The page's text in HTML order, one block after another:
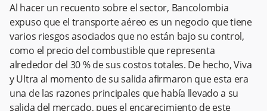
Al hacer un recuento sobre el sector, Bancolombia
expuso que el transporte aéreo es un negocio que tiene
varios riesgos asociados que no están bajo su control,
como el precio del combustible que representa
alrededor del 30 % de sus costos totales. De hecho, Viva
y Ultra al momento de su salida afirmaron que esta era
una de las razones principales que había llevado a su
salida del mercado, pues el encarecimiento de este